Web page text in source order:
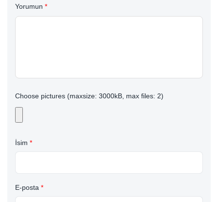
Yorumun *
Choose pictures (maxsize: 3000kB, max files: 2)
İsim *
E-posta *